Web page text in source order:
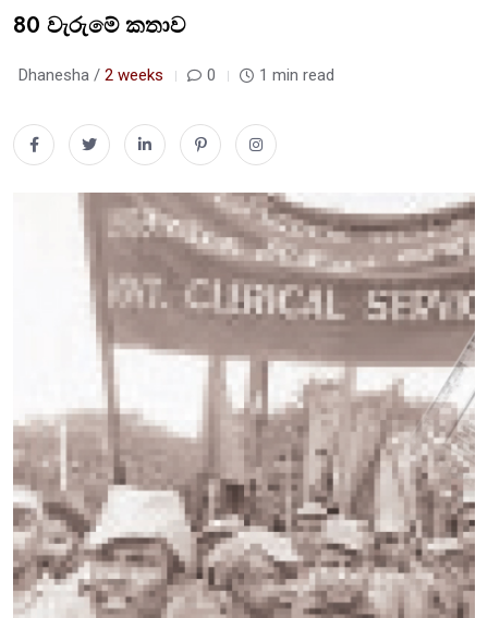
80 වැරුමේ කතාව
Dhanesha / 2 weeks 0 1 min read